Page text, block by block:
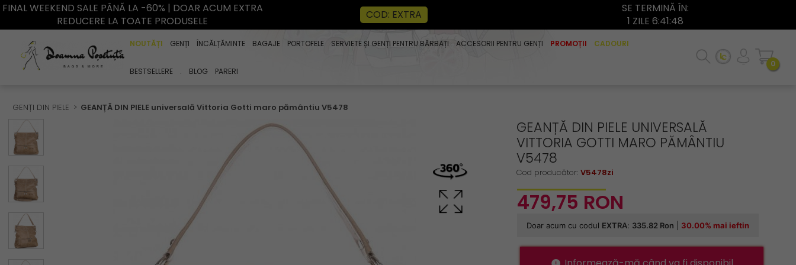
FINAL WEEKEND SALE PÂNĂ LA -60% | DOAR ACUM EXTRA
REDUCERE LA TOATE PRODUSELE
COD: EXTRA
SE TERMINĂ ÎN:
1 ZILE 6:41:48
NOUTĂȚI GENȚI ÎNCĂLȚĂMINTE BAGAJE PORTOFELE SERVIETE ȘI GENȚI PENTRU BĂRBAȚI ACCESORII PENTRU GENȚI PROMOȚII CADOURI
BESTSELLERE . BLOG PARERI
0
GENȚI DIN PIELE GEANȚĂ DIN PIELE universală Vittoria Gotti maro pământiu V5478
GEANȚĂ DIN PIELE UNIVERSALĂ
VITTORIA GOTTI MARO PĂMÂNTIU
V5478
Cod producător:V5478zi
479,75 RON